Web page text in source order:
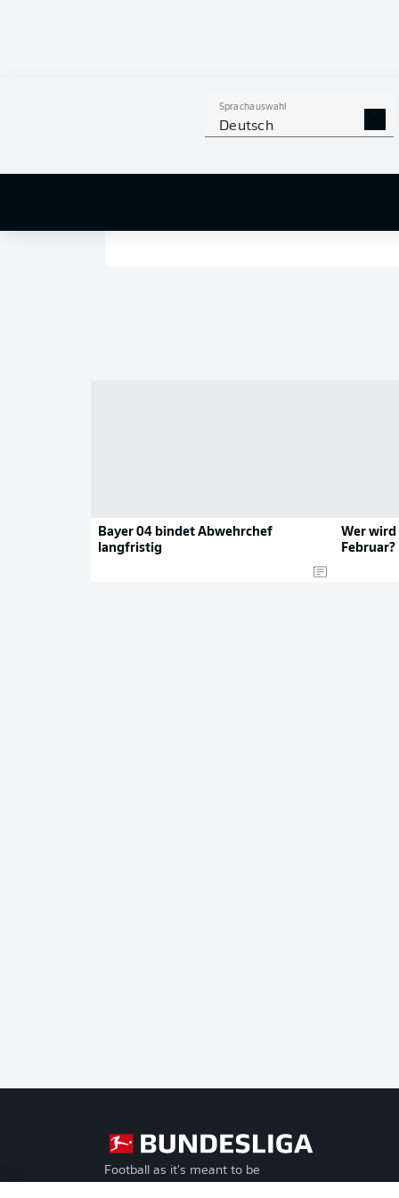
Sprachauswahl
Deutsch
Bayer 04 bindet Abwehrchef
langfristig
Wer wird
Februar?
Football as it's meant to be